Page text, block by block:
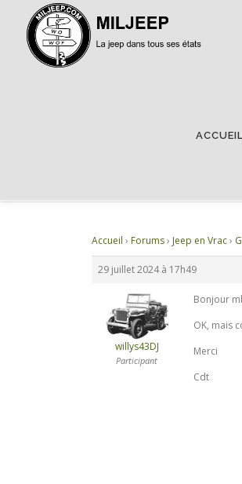
ACCUEIL
Accueil › Forums› Jeep en Vrac›
29 juillet 2024 à 17h49
willys43DJ
Participant
Bonjour
OK, mais
Merci
Cdt